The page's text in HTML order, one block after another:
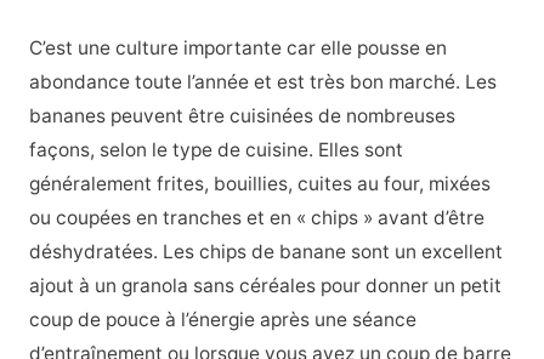
C’est une culture importante car elle pousse en
abondance toute l’année et est très bon marché. Les
bananes peuvent être cuisinées de nombreuses
façons, selon le type de cuisine. Elles sont
généralement frites, bouillies, cuites au four, mixées
ou coupées en tranches et en « chips » avant d’être
déshydratées. Les chips de banane sont un excellent
ajout à un granola sans céréales pour donner un petit
coup de pouce à l’énergie après une séance
d’entraînement ou lorsque vous avez un coup de barre